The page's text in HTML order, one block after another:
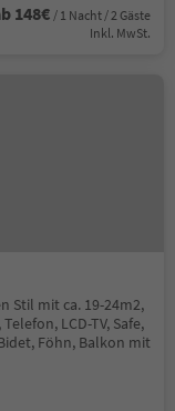
148€ / 1 Nacht / 2 Gäste
Inkl. MwSt.
Stil mit ca. 19-24m2,
LCD-TV, Safe,
Föhn, Balkon mit